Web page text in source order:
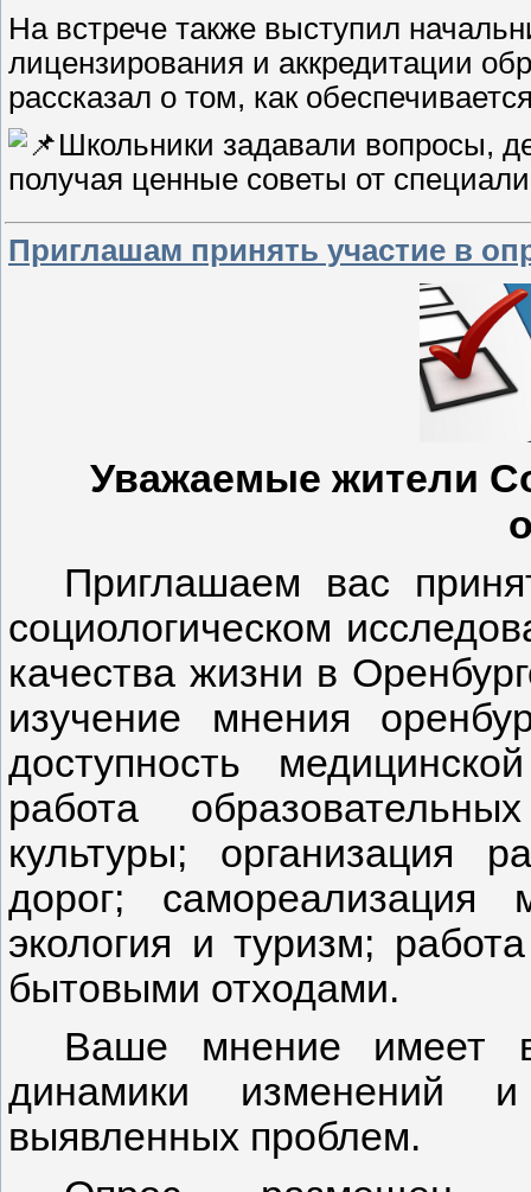
На встрече также выступил
лицензирования и аккредитации
рассказал о том, как
Школьники задавали вопросы,
получая ценные советы от
Приглашам принять участие в
Уважаемые жители
Приглашаем вас
социологическом
качества жизни в
изучение мнения
доступность
работа
культуры; организация
дорог;
экология и туризм;
бытовыми отходами.
Ваше мнение имеет
динамики изменений
выявленных проблем.